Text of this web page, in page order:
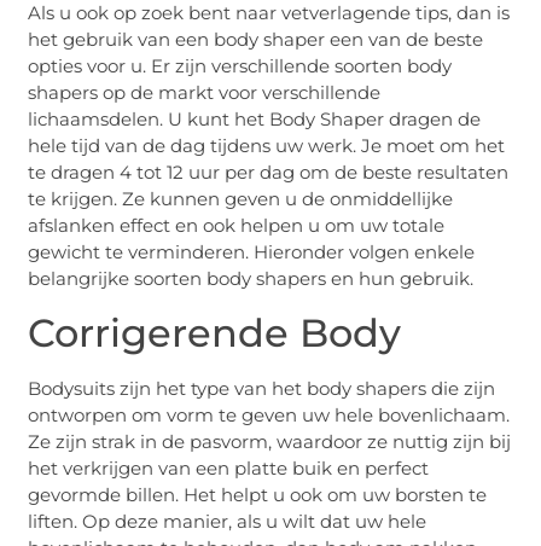
Als u ook op zoek bent naar vetverlagende tips, dan is
het gebruik van een body shaper een van de beste
opties voor u. Er zijn verschillende soorten body
shapers op de markt voor verschillende
lichaamsdelen. U kunt het Body Shaper dragen de
hele tijd van de dag tijdens uw werk. Je moet om het
te dragen 4 tot 12 uur per dag om de beste resultaten
te krijgen. Ze kunnen geven u de onmiddellijke
afslanken effect en ook helpen u om uw totale
gewicht te verminderen. Hieronder volgen enkele
belangrijke soorten body shapers en hun gebruik.
Corrigerende Body
Bodysuits zijn het type van het body shapers die zijn
ontworpen om vorm te geven uw hele bovenlichaam.
Ze zijn strak in de pasvorm, waardoor ze nuttig zijn bij
het verkrijgen van een platte buik en perfect
gevormde billen. Het helpt u ook om uw borsten te
liften. Op deze manier, als u wilt dat uw hele